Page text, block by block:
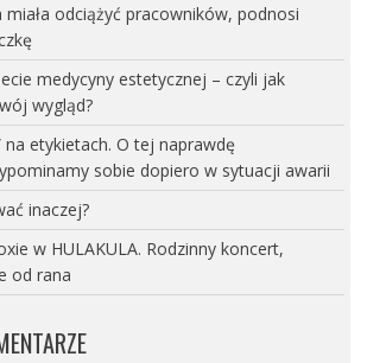
odciążyć pracowników, podnosi
medycyny estetycznej – czyli jak
wygląd?
na etykietach. O tej naprawdę
sobie dopiero w sytuacji awarii
inaczej?
w HULAKULA. Rodzinny koncert,
od rana